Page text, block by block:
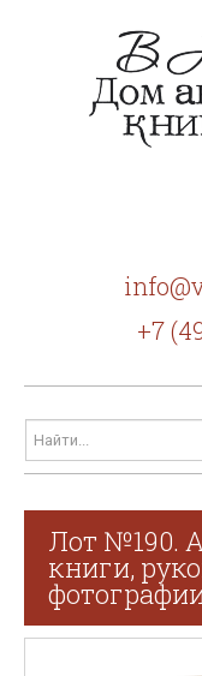
+7
Лот №190.
книги,